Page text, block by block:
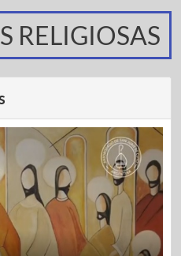
RELIGIOSAS